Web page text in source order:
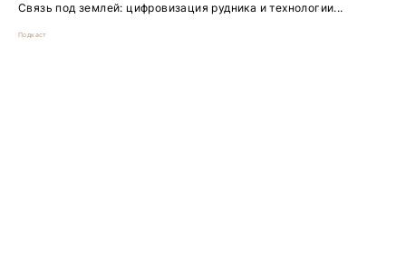
Связь под землей: цифровизация рудника и технологии...
Подкаст